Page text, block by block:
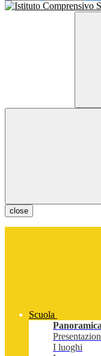
close
Scuola
Panoramica
I luoghi